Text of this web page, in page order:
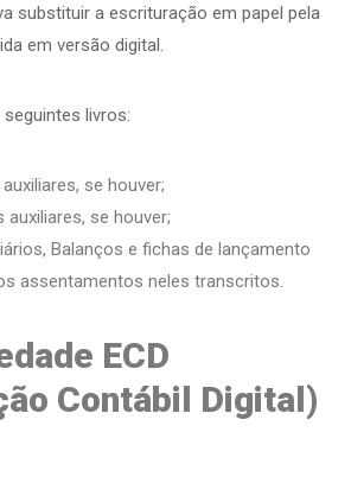
substituir a escrituração em papel pela
em versão digital.
livros:
se houver;
auxiliares, se houver;
Balanços e fichas de lançamento
assentamentos neles transcritos.
ECD
Contábil Digital)